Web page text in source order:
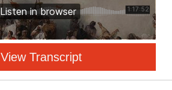
View Transcript